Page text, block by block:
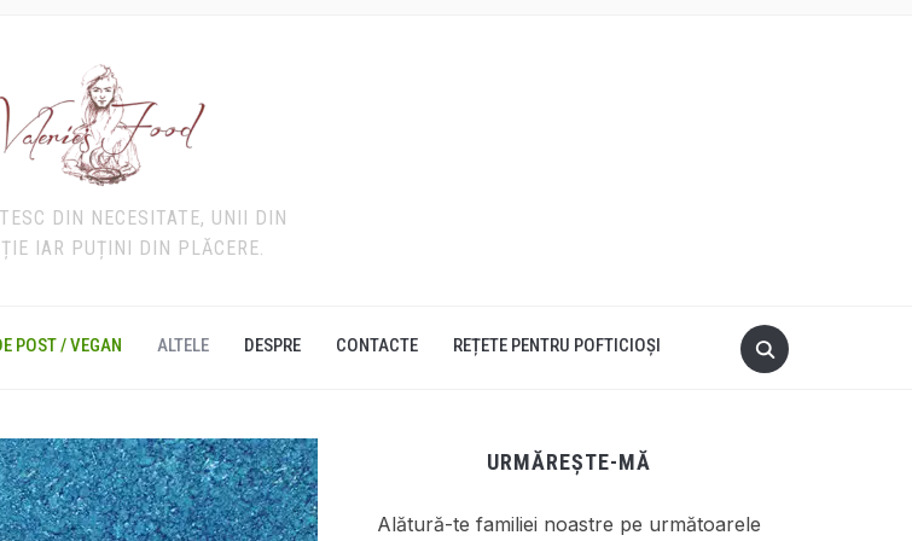
DIN NECESITATE, UNII DIN
IAR PUȚINI DIN PLĂCERE.
POST / VEGAN ALTELE DESPRE CONTACTE REȚETE PENTRU POFTICIOȘI
URMĂREȘTE-MĂ
Alătură-te familiei noastre pe următoarele